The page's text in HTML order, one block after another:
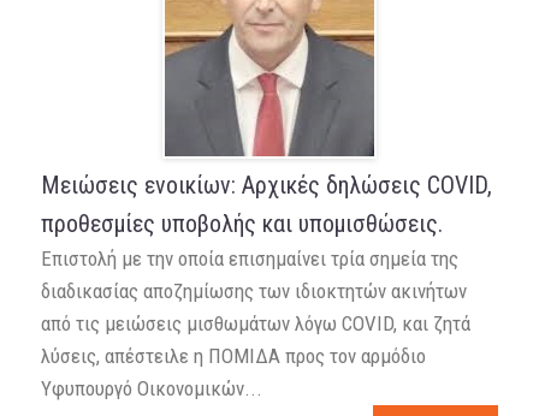
Μειώσεις ενοικίων: Αρχικές δηλώσεις COVID,
προθεσμίες υποβολής και υπομισθώσεις.
Επιστολή με την οποία επισημαίνει τρία σημεία της
διαδικασίας αποζημίωσης των ιδιοκτητών ακινήτων
από τις μειώσεις μισθωμάτων λόγω COVID, και ζητά
λύσεις, απέστειλε η ΠΟΜΙΔΑ προς τον αρμόδιο
Υφυπουργό Οικονομικών...